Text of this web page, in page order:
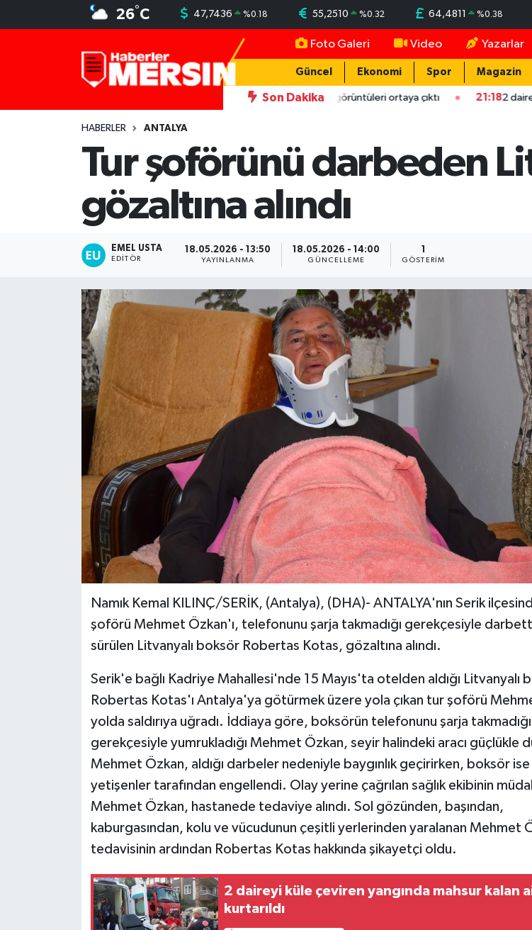
26°C 47,7436 %0.18 55,2510 %0.32 64,4811 %0.38
Foto Galeri Video Yazarlar
Güncel Ekonomi Spor Magazin
Son Dakika
darbeden şüpheliye uzaklaştırma; geçmiş yıllardaki darp görüntüleri ortaya çıktı 21:18 2 daireyi küle
HABERLER ANTALYA
Tur şoförünü darbeden
gözaltına alındı
EMEL USTA
EDITÖR
18.05.2026 - 13:50
YAYINLANMA
18.05.2026 - 14:00
GÜNCELLEME GÖSTERIM
Namık Kemal KILINÇ/SERİK, (Antalya), (DHA)- ANTALYA'nın Serik
şoförü Mehmet Özkan'ı, telefonunu şarja takmadığı gerekçesiyle
sürülen Litvanyalı boksör Robertas Kotas, gözaltına alındı.
Serik'e bağlı Kadriye Mahallesi'nde 15 Mayıs'ta otelden aldığı Litvanyalı
Robertas Kotas'ı Antalya'ya götürmek üzere yola çıkan tur şoförü
yolda saldırıya uğradı. İddiaya göre, boksörün telefonunu şarja takmadığı
gerekçesiyle yumrukladığı Mehmet Özkan, seyir halindeki aracı güçlükle
Mehmet Özkan, aldığı darbeler nedeniyle baygınlık geçirirken, boksör
yetişenler tarafından engellendi. Olay yerine çağrılan sağlık ekibinin
Mehmet Özkan, hastanede tedaviye alındı. Sol gözünden, başından,
kaburgasından, kolu ve vücudunun çeşitli yerlerinden yaralanan Mehmet
tedavisinin ardından Robertas Kotas hakkında şikayetçi oldu.
2 daireyi küle çeviren yangında mahsur kalan
kurtarıldı
Mersin Nöbetçi Eczaneler
Mersin Hava Durumu
Mersin Trafik Yoğunluk Haritası
Süper Lig Puan Durumu ve Fikstür
Tüm Manşetler
Haber Arşivi